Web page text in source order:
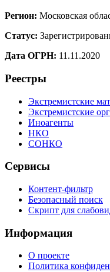
Регион: Московская
Статус:
Дата ОГРН: 11.11.2020
Реестры
Экстремистские
Экстремистские
Иноагенты
НКО
СОНКО
Сервисы
Контент-фильтр
Безопасный поиск
Скрипт для
Информация
О проекте
Политика